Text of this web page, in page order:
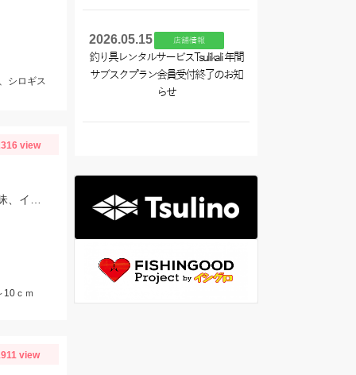
シロギス
view
10ｃｍ
view
2026.05.15 店舗情報
釣り具レンタルサービスTsulikali 年間
サブスクプラン会員受付終了のお知
らせ